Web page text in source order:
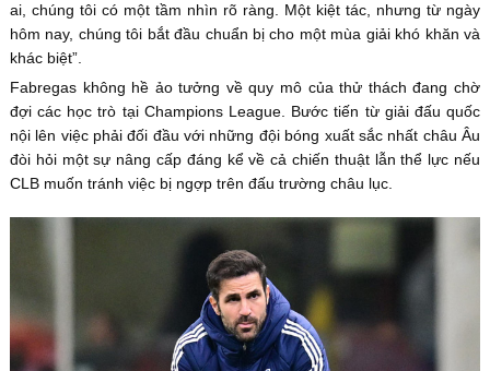
ai, chúng tôi có một tầm nhìn rõ ràng. Một kiệt tác, nhưng từ ngày
hôm nay, chúng tôi bắt đầu chuẩn bị cho một mùa giải khó khăn và
khác biệt”.
Fabregas không hề ảo tưởng về quy mô của thử thách đang chờ
đợi các học trò tại Champions League. Bước tiến từ giải đấu quốc
nội lên việc phải đối đầu với những đội bóng xuất sắc nhất châu Âu
đòi hỏi một sự nâng cấp đáng kể về cả chiến thuật lẫn thể lực nếu
CLB muốn tránh việc bị ngợp trên đấu trường châu lục.